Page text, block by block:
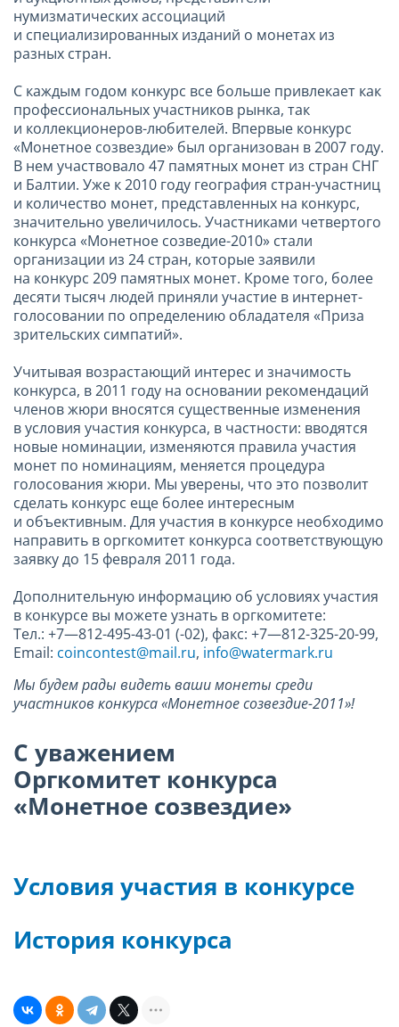
нумизматических ассоциаций
и специализированных изданий о монетах из
разных стран.
С каждым годом конкурс все больше привлекает как
профессиональных участников рынка, так
и коллекционеров-любителей. Впервые конкурс
«Монетное созвездие» был организован в 2007 году.
В нем участвовало 47 памятных монет из стран СНГ
и Балтии. Уже к 2010 году география стран-участниц
и количество монет, представленных на конкурс,
значительно увеличилось. Участниками четвертого
конкурса «Монетное созведие-2010» стали
организации из 24 стран, которые заявили
на конкурс 209 памятных монет. Кроме того, более
десяти тысяч людей приняли участие в интернет-
голосовании по определению обладателя «Приза
зрительских симпатий».
Учитывая возрастающий интерес и значимость
конкурса, в 2011 году на основании рекомендаций
членов жюри вносятся существенные изменения
в условия участия конкурса, в частности: вводятся
новые номинации, изменяются правила участия
монет по номинациям, меняется процедура
голосования жюри. Мы уверены, что это позволит
сделать конкурс еще более интересным
и объективным. Для участия в конкурсе необходимо
направить в оргкомитет конкурса соответствующую
заявку до 15 февраля 2011 года.
Дополнительную информацию об условиях участия
в конкурсе вы можете узнать в оргкомитете:
Тел.: +7—812-495-43-01 (-02), факс: +7—812-325-20-99,
Email: coincontest@mail.ru, info@watermark.ru
Мы будем рады видеть ваши монеты среди
участников конкурса «Монетное созвездие-2011»!
С уважением
Оргкомитет конкурса
«Монетное созвездие»
Условия участия в конкурсе
История конкурса